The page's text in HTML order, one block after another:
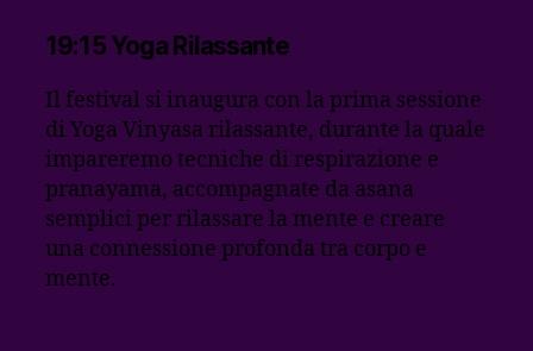
19:15 Yoga Rilassante
Il festival si inaugura con la prima sessione
di Yoga Vinyasa rilassante, durante la quale
impareremo tecniche di respirazione e
pranayama, accompagnate da asana
semplici per rilassare la mente e creare
una connessione profonda tra corpo e
mente.